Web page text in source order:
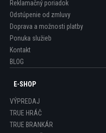
Reklamačný poriadok
Odstúpenie od zmluvy
Doprava a možnosti platby
Ponuka služieb
Kontakt
BLOG
E-SHOP
VÝPREDAJ
TRUE HRÁČ
TRUE BRANKÁR